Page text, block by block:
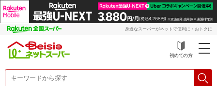
身近なスーパーがネットで便利に・おトクに
初めての方